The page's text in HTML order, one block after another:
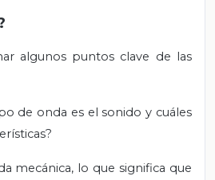
algunos puntos clave de las
de onda es el sonido y cuáles
mecánica, lo que significa que